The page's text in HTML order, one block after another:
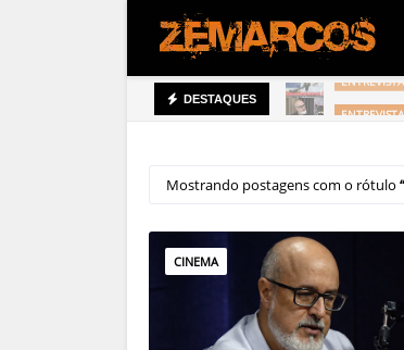
DESTAQUES
Mostrando postagens com o rótulo
CINEMA